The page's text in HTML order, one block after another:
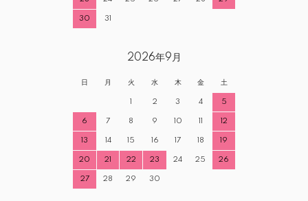
30 31
2026年9月
日 月 火 水 木 金 土
2 3 4 5
6 7 8 9 10 12
13 14 15 16 17 18 19
20 21 22 23 24 25 26
27 28 29 30